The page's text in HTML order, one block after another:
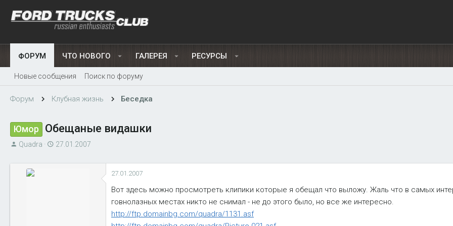
ФОРУМ ЧТО НОВОГО ГАЛЕРЕЯ РЕСУРСЫ
Новые сообщения Поиск по форуму
Форум Клубная жизнь Беседка
Юмор Обещаные видашки
А
т
Quadra
Д
т
27.01.2007
27.01.2007
Вот здесь можно просмотреть клипики которые я обещал что выложу. Жаль что в самых
говнолазных местах никто не снимал - не до этого было, но все же интересно.
http://ftp.domainbg.com/quadra/1131.asf